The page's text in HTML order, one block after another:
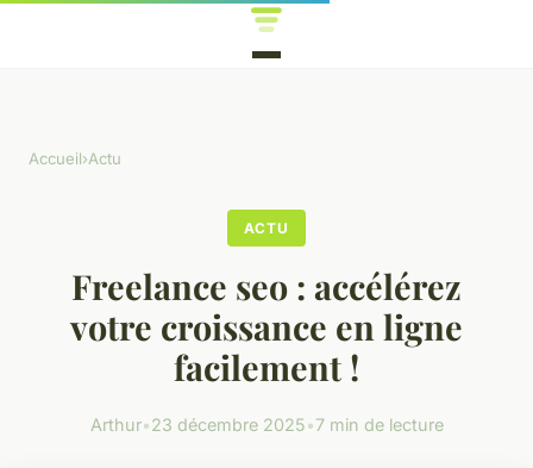
Accueil›Actu
ACTU
Freelance seo : accélérez
votre croissance en ligne
facilement !
Arthur•23 décembre 2025•7 min de lecture